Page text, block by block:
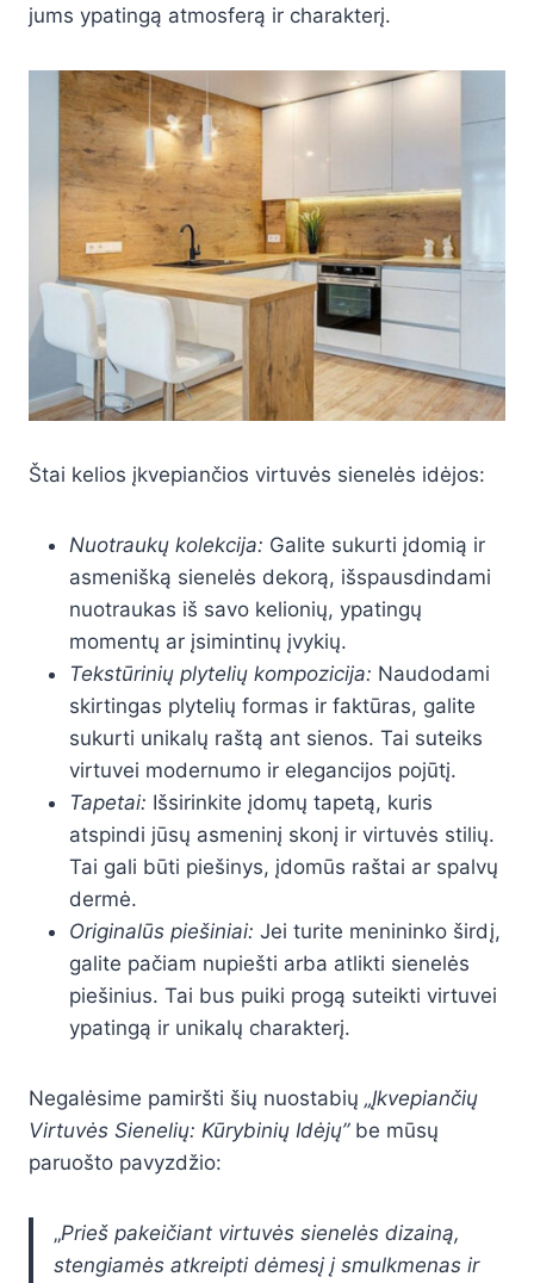
jums ypatingą atmosferą ir charakterį.
Štai kelios įkvepiančios virtuvės sienelės idėjos:
Nuotraukų kolekcija: Galite sukurti įdomią ir
asmenišką sienelės dekorą, išspausdindami
nuotraukas iš savo kelionių, ypatingų
momentų ar įsimintinų įvykių.
Tekstūrinių plytelių kompozicija: Naudodami
skirtingas plytelių formas ir faktūras, galite
sukurti unikalų raštą ant sienos. Tai suteiks
virtuvei modernumo ir elegancijos pojūtį.
Tapetai: Išsirinkite įdomų tapetą, kuris
atspindi jūsų asmeninį skonį ir virtuvės stilių.
Tai gali būti piešinys, įdomūs raštai ar spalvų
dermė.
Originalūs piešiniai: Jei turite menininko širdį,
galite pačiam nupiešti arba atlikti sienelės
piešinius. Tai bus puiki progą suteikti virtuvei
ypatingą ir unikalų charakterį.
Negalėsime pamiršti šių nuostabių „Įkvepiančių
Virtuvės Sienelių: Kūrybinių Idėjų”be mūsų
paruošto pavyzdžio:
„Prieš pakeičiant virtuvės sienelės dizainą,
stengiamės atkreipti dėmesį į smulkmenas ir